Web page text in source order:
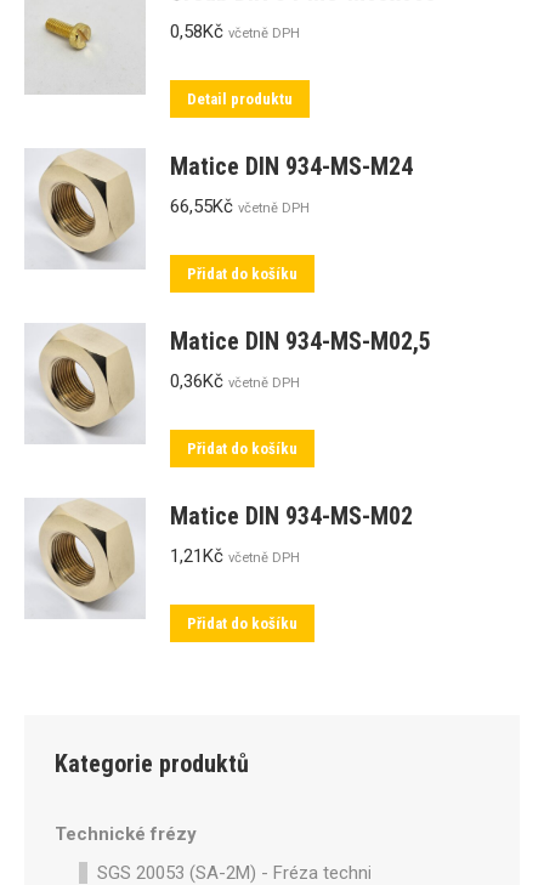
0,58Kč včetně DPH
Detail produktu
Matice DIN 934-MS-M24
66,55Kč včetně DPH
Přidat do košíku
Matice DIN 934-MS-M02,5
0,36Kč včetně DPH
Přidat do košíku
Matice DIN 934-MS-M02
1,21Kč včetně DPH
Přidat do košíku
Kategorie produktů
Technické frézy
SGS 20053 (SA-2M) - Fréza technická SA-2M válcová